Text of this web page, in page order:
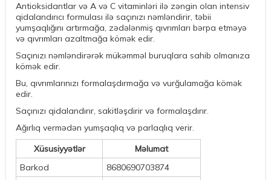
Antioksidantlar və A və C vitaminləri ilə zəngin olan intensiv
qidalandırıcı formulası ilə saçınızı nəmləndirir, təbii
yumşaqlığını artırmağa, zədələnmiş qıvrımları bərpa etməyə
və qıvrımları azaltmağa kömək edir.
Saçınızı nəmləndirərək mükəmməl buruqlara sahib olmanıza
kömək edir.
Bu, qıvrımlarınızı formalaşdırmağa və vurğulamağa kömək
edir.
Saçınızı qidalandırır, sakitləşdirir və formalaşdırır.
Ağırlıq vermədən yumşaqlıq və parlaqlıq verir.
Xüsusiyyətlər
Məlumat
Barkod
8680690703874